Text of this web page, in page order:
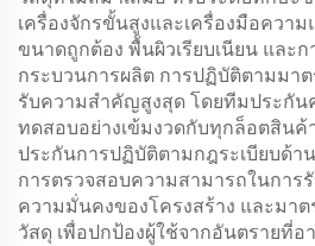
เครื่องจักรขั้นสูงและเครื่องมือควา
ขนาดถูกต้อง พื้นผิวเรียบเนียน และ
กระบวนการผลิต การปฏิบัติตามมา
รับความสำคัญสูงสุด โดยทีมประกั
ทดสอบอย่างเข้มงวดกับทุกล็อตสินค้
ประกันการปฏิบัติตามกฎระเบียบด้า
การตรวจสอบความสามารถในการ
ความมั่นคงของโครงสร้าง และมา
วัสดุ เพื่อปกป้องผู้ใช้จากอันตรายที่อ